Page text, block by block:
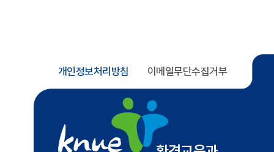
개인정보처리방침 이메일무단수집거부